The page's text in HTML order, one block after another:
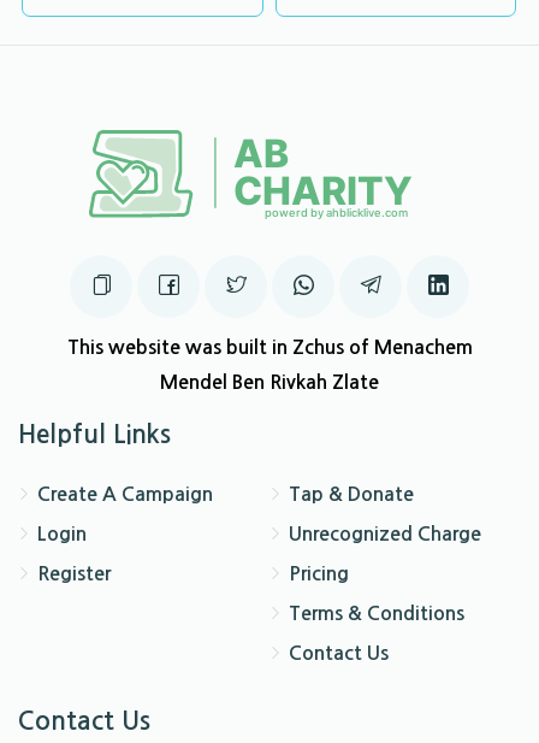
This website was built in Zchus of Menachem
Mendel Ben Rivkah Zlate
Helpful Links
Create A Campaign
Login
Register
Tap & Donate
Unrecognized Charge
Pricing
Terms & Conditions
Contact Us
Contact Us